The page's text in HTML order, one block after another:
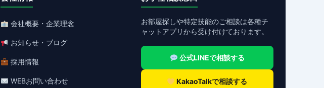
会社概要・企業理念
お知らせ・ブログ
採用情報
WEBお問い合わせ
お部屋探しや特定技能のご相談は各種チ
ャットアプリから受け付けております。
公式LINEで相談する
KakaoTalkで相談する